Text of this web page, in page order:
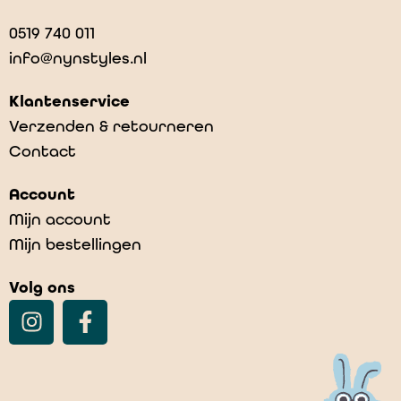
0519 740 011
info@nynstyles.nl
Klantenservice
Verzenden & retourneren
Contact
Account
Mijn account
Mijn bestellingen
Volg ons